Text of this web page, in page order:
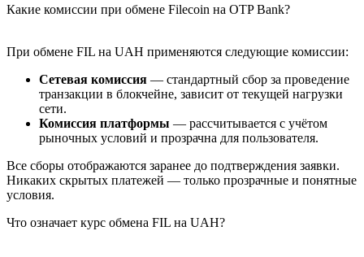
Какие комиссии при обмене Filecoin на OTP Bank?
При обмене FIL на UAH применяются следующие комиссии:
Сетевая комиссия — стандартный сбор за проведение
транзакции в блокчейне, зависит от текущей нагрузки
сети.
Комиссия платформы — рассчитывается с учётом
рыночных условий и прозрачна для пользователя.
Все сборы отображаются заранее до подтверждения заявки.
Никаких скрытых платежей — только прозрачные и понятные
условия.
Что означает курс обмена FIL на UAH?